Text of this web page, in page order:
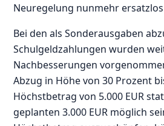
Neuregelung nunmehr
Bei den als Sonderausgaben
Schulgeldzahlungen wurden
Nachbesserungen
Abzug in Höhe von 30 Prozent
Höchstbetrag von 5.000 EUR
geplanten 3.000 EUR möglich